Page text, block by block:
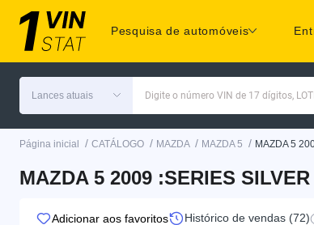
Pesquisa de automóveis
Lances atuais Digite o número VIN de 17 dígitos,
Página inicial / CATÁLOGO / MAZDA / MAZDA 5 / MAZDA 5
MAZDA 5 2009 :SERIES
Adicionar aos favoritos Histórico de vendas (72)